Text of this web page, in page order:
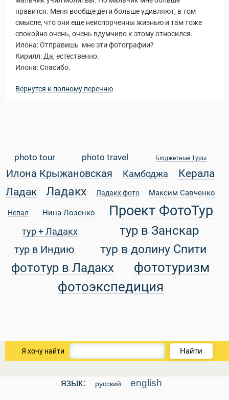
нравится. Меня вообще дети больше удивляют, в том
смысле, что они еще неиспорченны жизнью и там тоже
спокойно очень, очень вдумчиво к этому относился.
Илона: Отправишь мне эти фотографии?
Кирилл: Да, естественно.
Илона: Спасибо.
Вернутся к полному перечню
photo tour photo travel Бюджетные Туры
Илона Крыжановская Камбоджа
Керала
Ладак
Ладакх Ладакх фото Максим Савченко
Непал Нина Лозенко Проект ФотоТур
тур + Ладакх тур в Занскар
тур в Индию тур в долину Спити
фототур в Ладакх
фототуризм
фотоэкспедиция
Я хочу найти Найти
язык: русский english